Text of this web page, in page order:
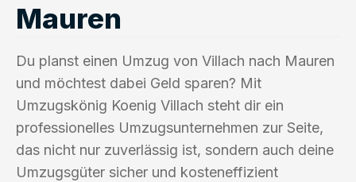
Mauren
Du planst einen Umzug von Villach nach Mauren
und möchtest dabei Geld sparen? Mit
Umzugskönig Koenig Villach steht dir ein
professionelles Umzugsunternehmen zur Seite,
das nicht nur zuverlässig ist, sondern auch deine
Umzugsgüter sicher und kosteneffizient